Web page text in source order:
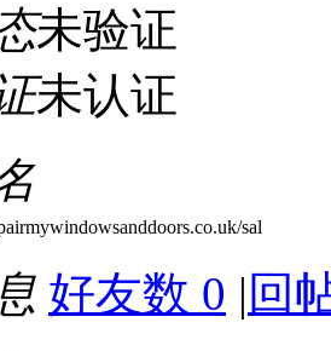
未验证
未认证
sal
好友数 0 | 回